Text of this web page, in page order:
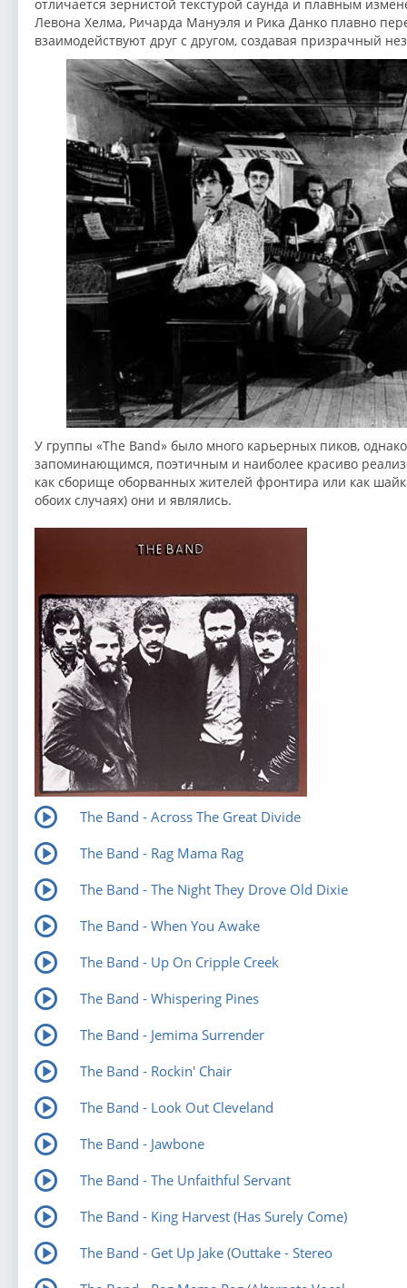
отличается зернистой текстурой саунда и плавным
Левона Хелма, Ричарда Мануэля и Рика Данко плавно
взаимодействуют друг с другом, создавая призрачный
У группы «The Band» было много карьерных пиков,
запоминающимся, поэтичным и наиболее красиво
как сборище оборванных жителей фронтира или как
обоих случаях) они и являлись.
The Band - Across The Great Divide
The Band - Rag Mama Rag
The Band - The Night They Drove Old Dixie
The Band - When You Awake
The Band - Up On Cripple Creek
The Band - Whispering Pines
The Band - Jemima Surrender
The Band - Rockin' Chair
The Band - Look Out Cleveland
The Band - Jawbone
The Band - The Unfaithful Servant
The Band - King Harvest (Has Surely Come)
The Band - Get Up Jake (Outtake - Stereo